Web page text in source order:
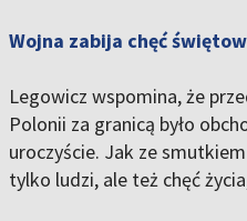
Wojna zabija chęć
Legowicz wspomina, że
Polonii za granicą było
uroczyście. Jak ze
tylko ludzi, ale też chęć